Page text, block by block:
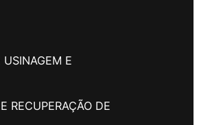
USINAGEM E
RECUPERAÇÃO DE